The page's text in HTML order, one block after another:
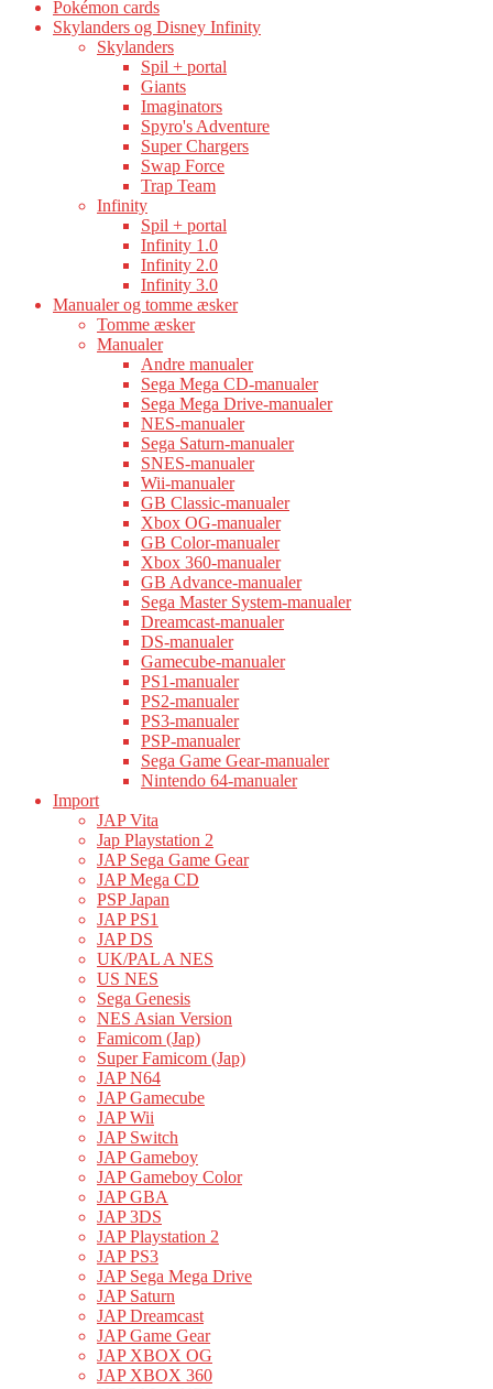
Pokémon cards
Skylanders og Disney Infinity
Skylanders
Spil + portal
Giants
Imaginators
Spyro's Adventure
Super Chargers
Swap Force
Trap Team
Infinity
Spil + portal
Infinity 1.0
Infinity 2.0
Infinity 3.0
Manualer og tomme æsker
Tomme æsker
Manualer
Andre manualer
Sega Mega CD-manualer
Sega Mega Drive-manualer
NES-manualer
Sega Saturn-manualer
SNES-manualer
Wii-manualer
GB Classic-manualer
Xbox OG-manualer
GB Color-manualer
Xbox 360-manualer
GB Advance-manualer
Sega Master System-manualer
Dreamcast-manualer
DS-manualer
Gamecube-manualer
PS1-manualer
PS2-manualer
PS3-manualer
PSP-manualer
Sega Game Gear-manualer
Nintendo 64-manualer
Import
JAP Vita
Jap Playstation 2
JAP Sega Game Gear
JAP Mega CD
PSP Japan
JAP PS1
JAP DS
UK/PAL A NES
US NES
Sega Genesis
NES Asian Version
Famicom (Jap)
Super Famicom (Jap)
JAP N64
JAP Gamecube
JAP Wii
JAP Switch
JAP Gameboy
JAP Gameboy Color
JAP GBA
JAP 3DS
JAP Playstation 2
JAP PS3
JAP Sega Mega Drive
JAP Saturn
JAP Dreamcast
JAP Game Gear
JAP XBOX OG
JAP XBOX 360